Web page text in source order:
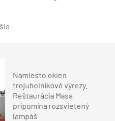
Namiesto okien
trojuholníkové výrezy.
Reštaurácia Masa
pripomína rozsvietený
lampáš